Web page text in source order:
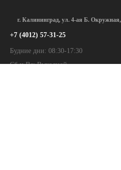
г. Калининград, ул. 4-ая Б.
+7 (4012) 57-31-25
Будние дни: 08:30-17:30
Сб и Вс: Выходной